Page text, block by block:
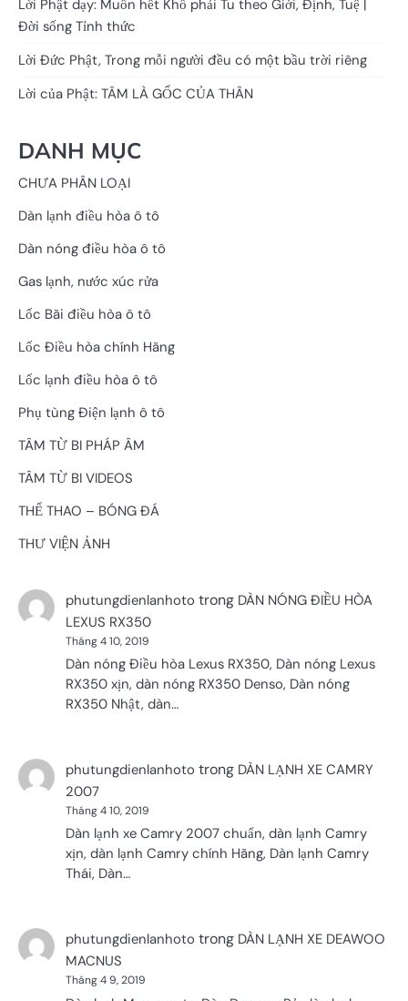
Lời Phật dạy: Muốn hết Khổ phải Tu theo Giới, Định, Tuệ |
Đời sống Tỉnh thức
Lời Đức Phật, Trong mỗi người đều có một bầu trời riêng
Lời của Phật: TÂM LÀ GỐC CỦA THÂN
DANH MỤC
CHƯA PHÂN LOẠI
Dàn lạnh điều hòa ô tô
Dàn nóng điều hòa ô tô
Gas lạnh, nước xúc rửa
Lốc Bãi điều hòa ô tô
Lốc Điều hòa chính Hãng
Lốc lạnh điều hòa ô tô
Phụ tùng Điện lạnh ô tô
TÂM TỪ BI PHÁP ÂM
TÂM TỪ BI VIDEOS
THỂ THAO – BÓNG ĐÁ
THƯ VIỆN ẢNH
phutungdienlanhoto trong DÀN NÓNG ĐIỀU HÒA
LEXUS RX350
Tháng 4 10, 2019
Dàn nóng Điều hòa Lexus RX350, Dàn nóng Lexus
RX350 xịn, dàn nóng RX350 Denso, Dàn nóng
RX350 Nhật, dàn…
phutungdienlanhoto trong DÀN LẠNH XE CAMRY
2007
Tháng 4 10, 2019
Dàn lạnh xe Camry 2007 chuẩn, dàn lạnh Camry
xịn, dàn lạnh Camry chính Hãng, Dàn lạnh Camry
Thái, Dàn…
phutungdienlanhoto trong DÀN LẠNH XE DEAWOO
MACNUS
Tháng 4 9, 2019